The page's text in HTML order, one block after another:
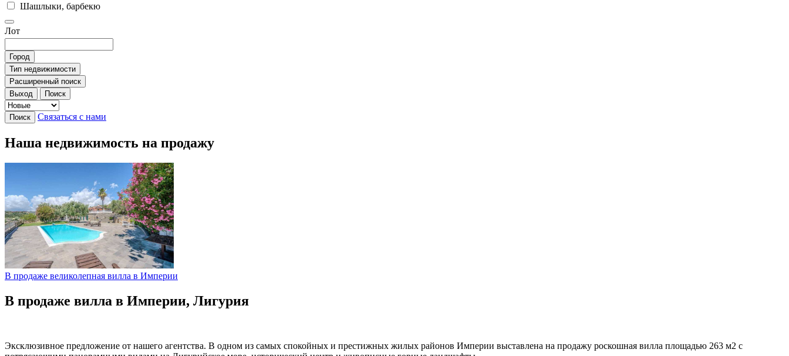
Шашлыки, барбекю
Лот
Город
Тип недвижимости
Расширенный поиск
Выход
Поиск
Поиск Связаться с нами
Наша недвижимость на продажу
В продаже великолепная вилла в Империи
В продаже вилла в Империи, Лигурия
Эксклюзивное предложение от нашего агентства. В одном из самых спокойных и престижных жилых районов Империи выставлена на продажу роскошная вилла площадью 263 м2 с